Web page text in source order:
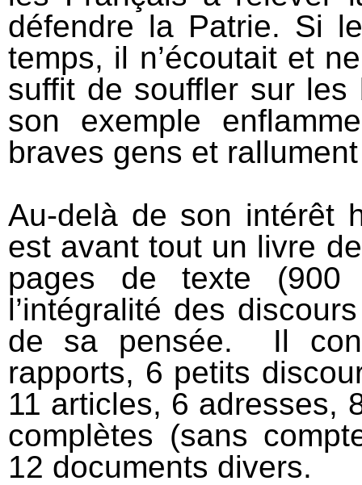
défendre la Patrie. Si
temps, il n’écoutait et
suffit de souffler sur
son exemple
braves gens et
Au-delà de son intérêt
est avant tout un livre
pages de texte
l’intégralité des
de sa pensée. Il
rapports, 6 petits
11 articles, 6 adresses,
complètes (sans
12 documents divers.